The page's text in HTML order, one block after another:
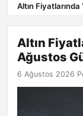
GÜNDEM
EKONOMI
SAĞLIK
Altın
Altın
Ağustos
6 Ağustos 2026